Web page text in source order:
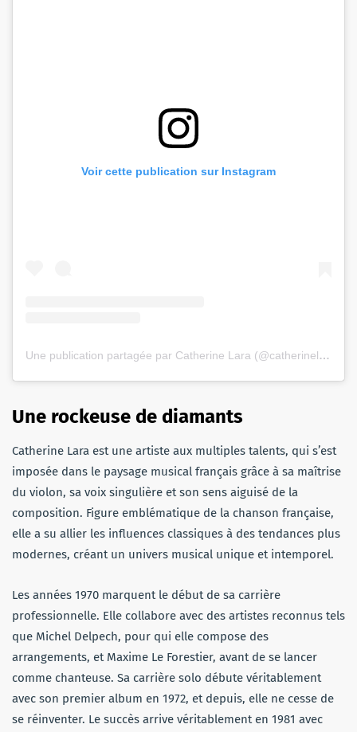
Voir cette publication sur Instagram
Une publication partagée par Catherine Lara (@catherinelaraofficiel)
Une rockeuse de diamants
Catherine Lara est une artiste aux multiples talents, qui s’est
imposée dans le paysage musical français grâce à sa maîtrise
du violon, sa voix singulière et son sens aiguisé de la
composition. Figure emblématique de la chanson française,
elle a su allier les influences classiques à des tendances plus
modernes, créant un univers musical unique et intemporel.
Les années 1970 marquent le début de sa carrière
professionnelle. Elle collabore avec des artistes reconnus tels
que Michel Delpech, pour qui elle compose des
arrangements, et Maxime Le Forestier, avant de se lancer
comme chanteuse. Sa carrière solo débute véritablement
avec son premier album en 1972, et depuis, elle ne cesse de
se réinventer. Le succès arrive véritablement en 1981 avec